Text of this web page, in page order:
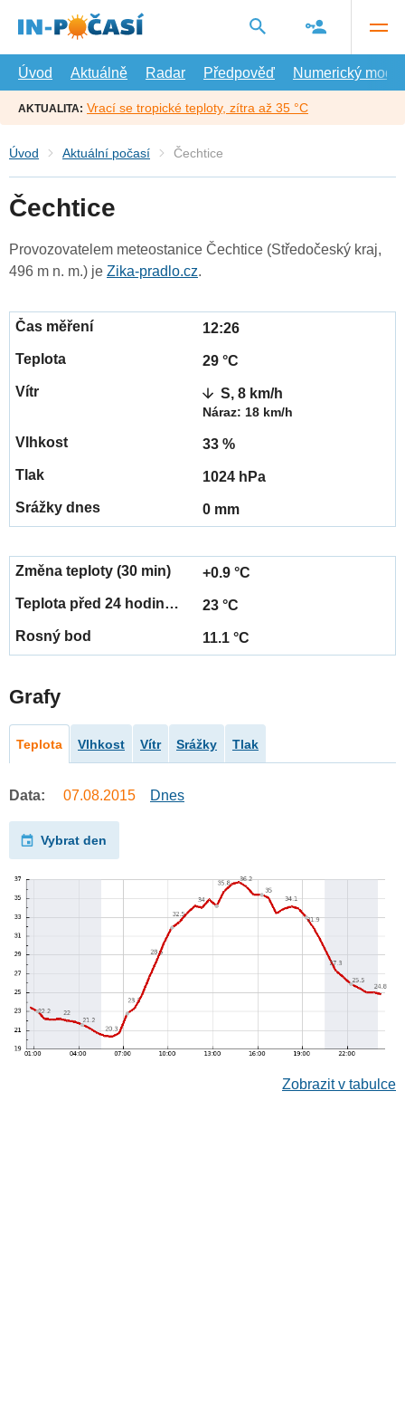
hlavní
Úvod
Aktuálně Radar Předpověď Numerický model
AKTUALITA: Vrací se tropické teploty, zítra až 35 °C
Úvod Aktuální počasí Čechtice
Čechtice
Provozovatelem meteostanice Čechtice (Středočeský kraj,
496 m n. m.) je Zika-pradlo.cz.
12:26
29 °C
S, 8 km/h
Náraz: 18 km/h
33 %
1024 hPa
0 mm
+0.9 °C
23 °C
11.1 °C
Grafy
Teplota Vlhkost Vítr Srážky Tlak
Data: 07.08.2015 Dnes
Vybrat den
Zobrazit v tabulce